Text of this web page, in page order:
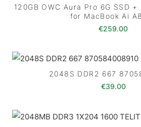
120GB OWC Aura Pro 6G SSD
for MacBook Ai
€259.00
2048S DDR2 667
€39.00